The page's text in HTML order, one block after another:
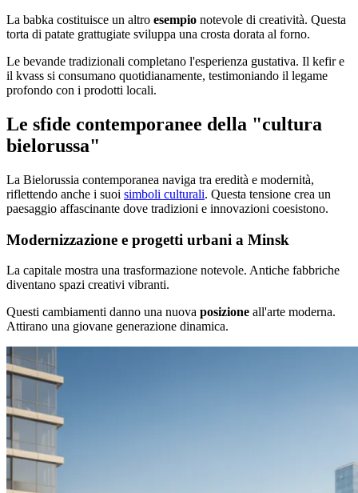
La babka costituisce un altro esempio notevole di creatività. Questa
torta di patate grattugiate sviluppa una crosta dorata al forno.
Le bevande tradizionali completano l'esperienza gustativa. Il kefir e
il kvass si consumano quotidianamente, testimoniando il legame
profondo con i prodotti locali.
Le sfide contemporanee della "cultura
bielorussa"
La Bielorussia contemporanea naviga tra eredità e modernità,
riflettendo anche i suoi simboli culturali. Questa tensione crea un
paesaggio affascinante dove tradizioni e innovazioni coesistono.
Modernizzazione e progetti urbani a Minsk
La capitale mostra una trasformazione notevole. Antiche fabbriche
diventano spazi creativi vibranti.
Questi cambiamenti danno una nuova posizione all'arte moderna.
Attirano una giovane generazione dinamica.